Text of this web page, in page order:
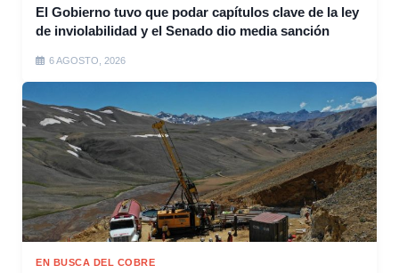
El Gobierno tuvo que podar capítulos clave de la ley
de inviolabilidad y el Senado dio media sanción
6 AGOSTO, 2026
EN BUSCA DEL COBRE